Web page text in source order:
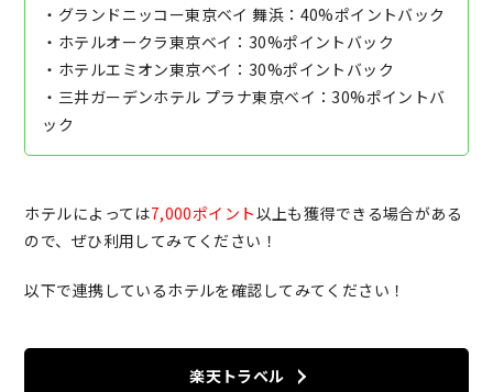
・グランドニッコー東京ベイ 舞浜：40%ポイントバック
・ホテルオークラ東京ベイ：30%ポイントバック
・ホテルエミオン東京ベイ：30%ポイントバック
・三井ガーデンホテル プラナ東京ベイ：30%ポイントバ
ック
ホテルによっては7,000ポイント以上も獲得できる場合がある
ので、ぜひ利用してみてください！
以下で連携しているホテルを確認してみてください！
楽天トラベル